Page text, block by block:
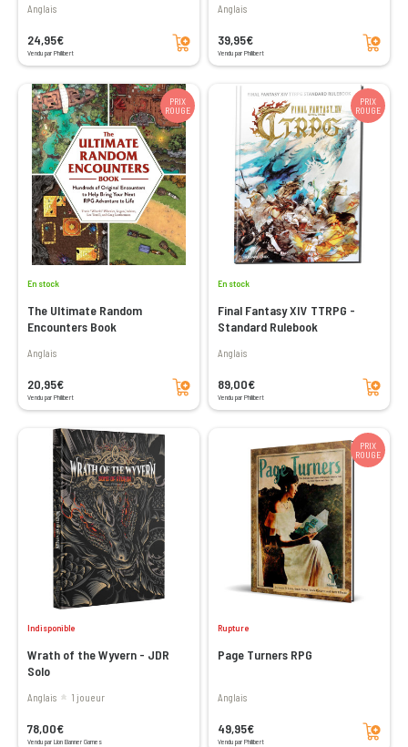
Anglais
24,95€
Vendu par Philibert
Ajouter au panier
Anglais
39,95€
Vendu par Philibert
Ajouter au panier
PRIX
ROUGE
En stock
The Ultimate Random
Encounters Book
Anglais
20,95€
Vendu par Philibert
Ajouter au panier
PRIX
ROUGE
En stock
Final Fantasy XIV TTRPG -
Standard Rulebook
Anglais
89,00€
Vendu par Philibert
Ajouter au panier
Indisponible
Wrath of the Wyvern - JDR
Solo
Anglais 1 joueur
78,00€
Vendu par Lion Banner Games
PRIX
ROUGE
Rupture
Page Turners RPG
Anglais
49,95€
Vendu par Philibert
Ajouter au panier